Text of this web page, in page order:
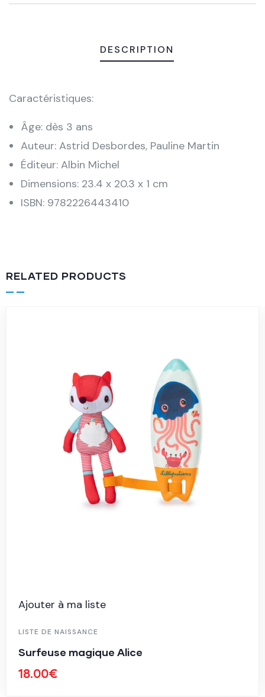
DESCRIPTION
Caractéristiques:
Âge: dès 3 ans
Auteur: Astrid Desbordes, Pauline Martin
Éditeur: Albin Michel
Dimensions: 23.4 x 20.3 x 1 cm
ISBN: 9782226443410
RELATED PRODUCTS
Ajouter à ma liste
LISTE DE NAISSANCE
Surfeuse magique Alice
18.00€